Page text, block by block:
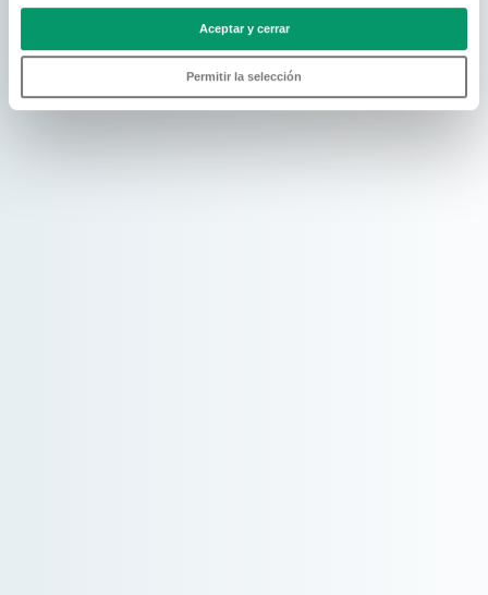
Aceptar y cerrar
Permitir la selección